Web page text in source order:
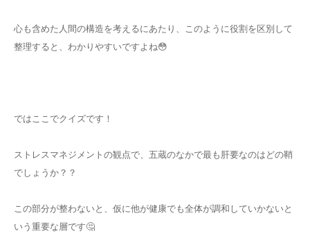
心も含めた人間の構造を考えるにあたり、このように役割を区別して
整理すると、わかりやすいですよね😳
ではここでクイズです！
ストレスマネジメントの観点で、五蔵のなかで最も肝要なのはどの鞘
でしょうか？？
この部分が整わないと、仮に他が健康でも全体が調和していかないと
いう重要な層です🤔